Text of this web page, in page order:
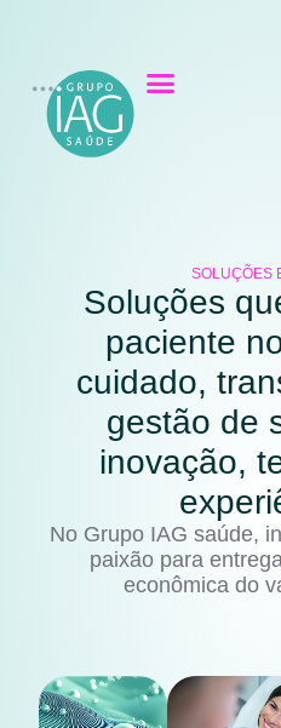
SOLUÇÕES
Soluções
paciente
cuidado,
gestão de
inovação,
No Grupo IAG saúde,
paixão para
econômica do